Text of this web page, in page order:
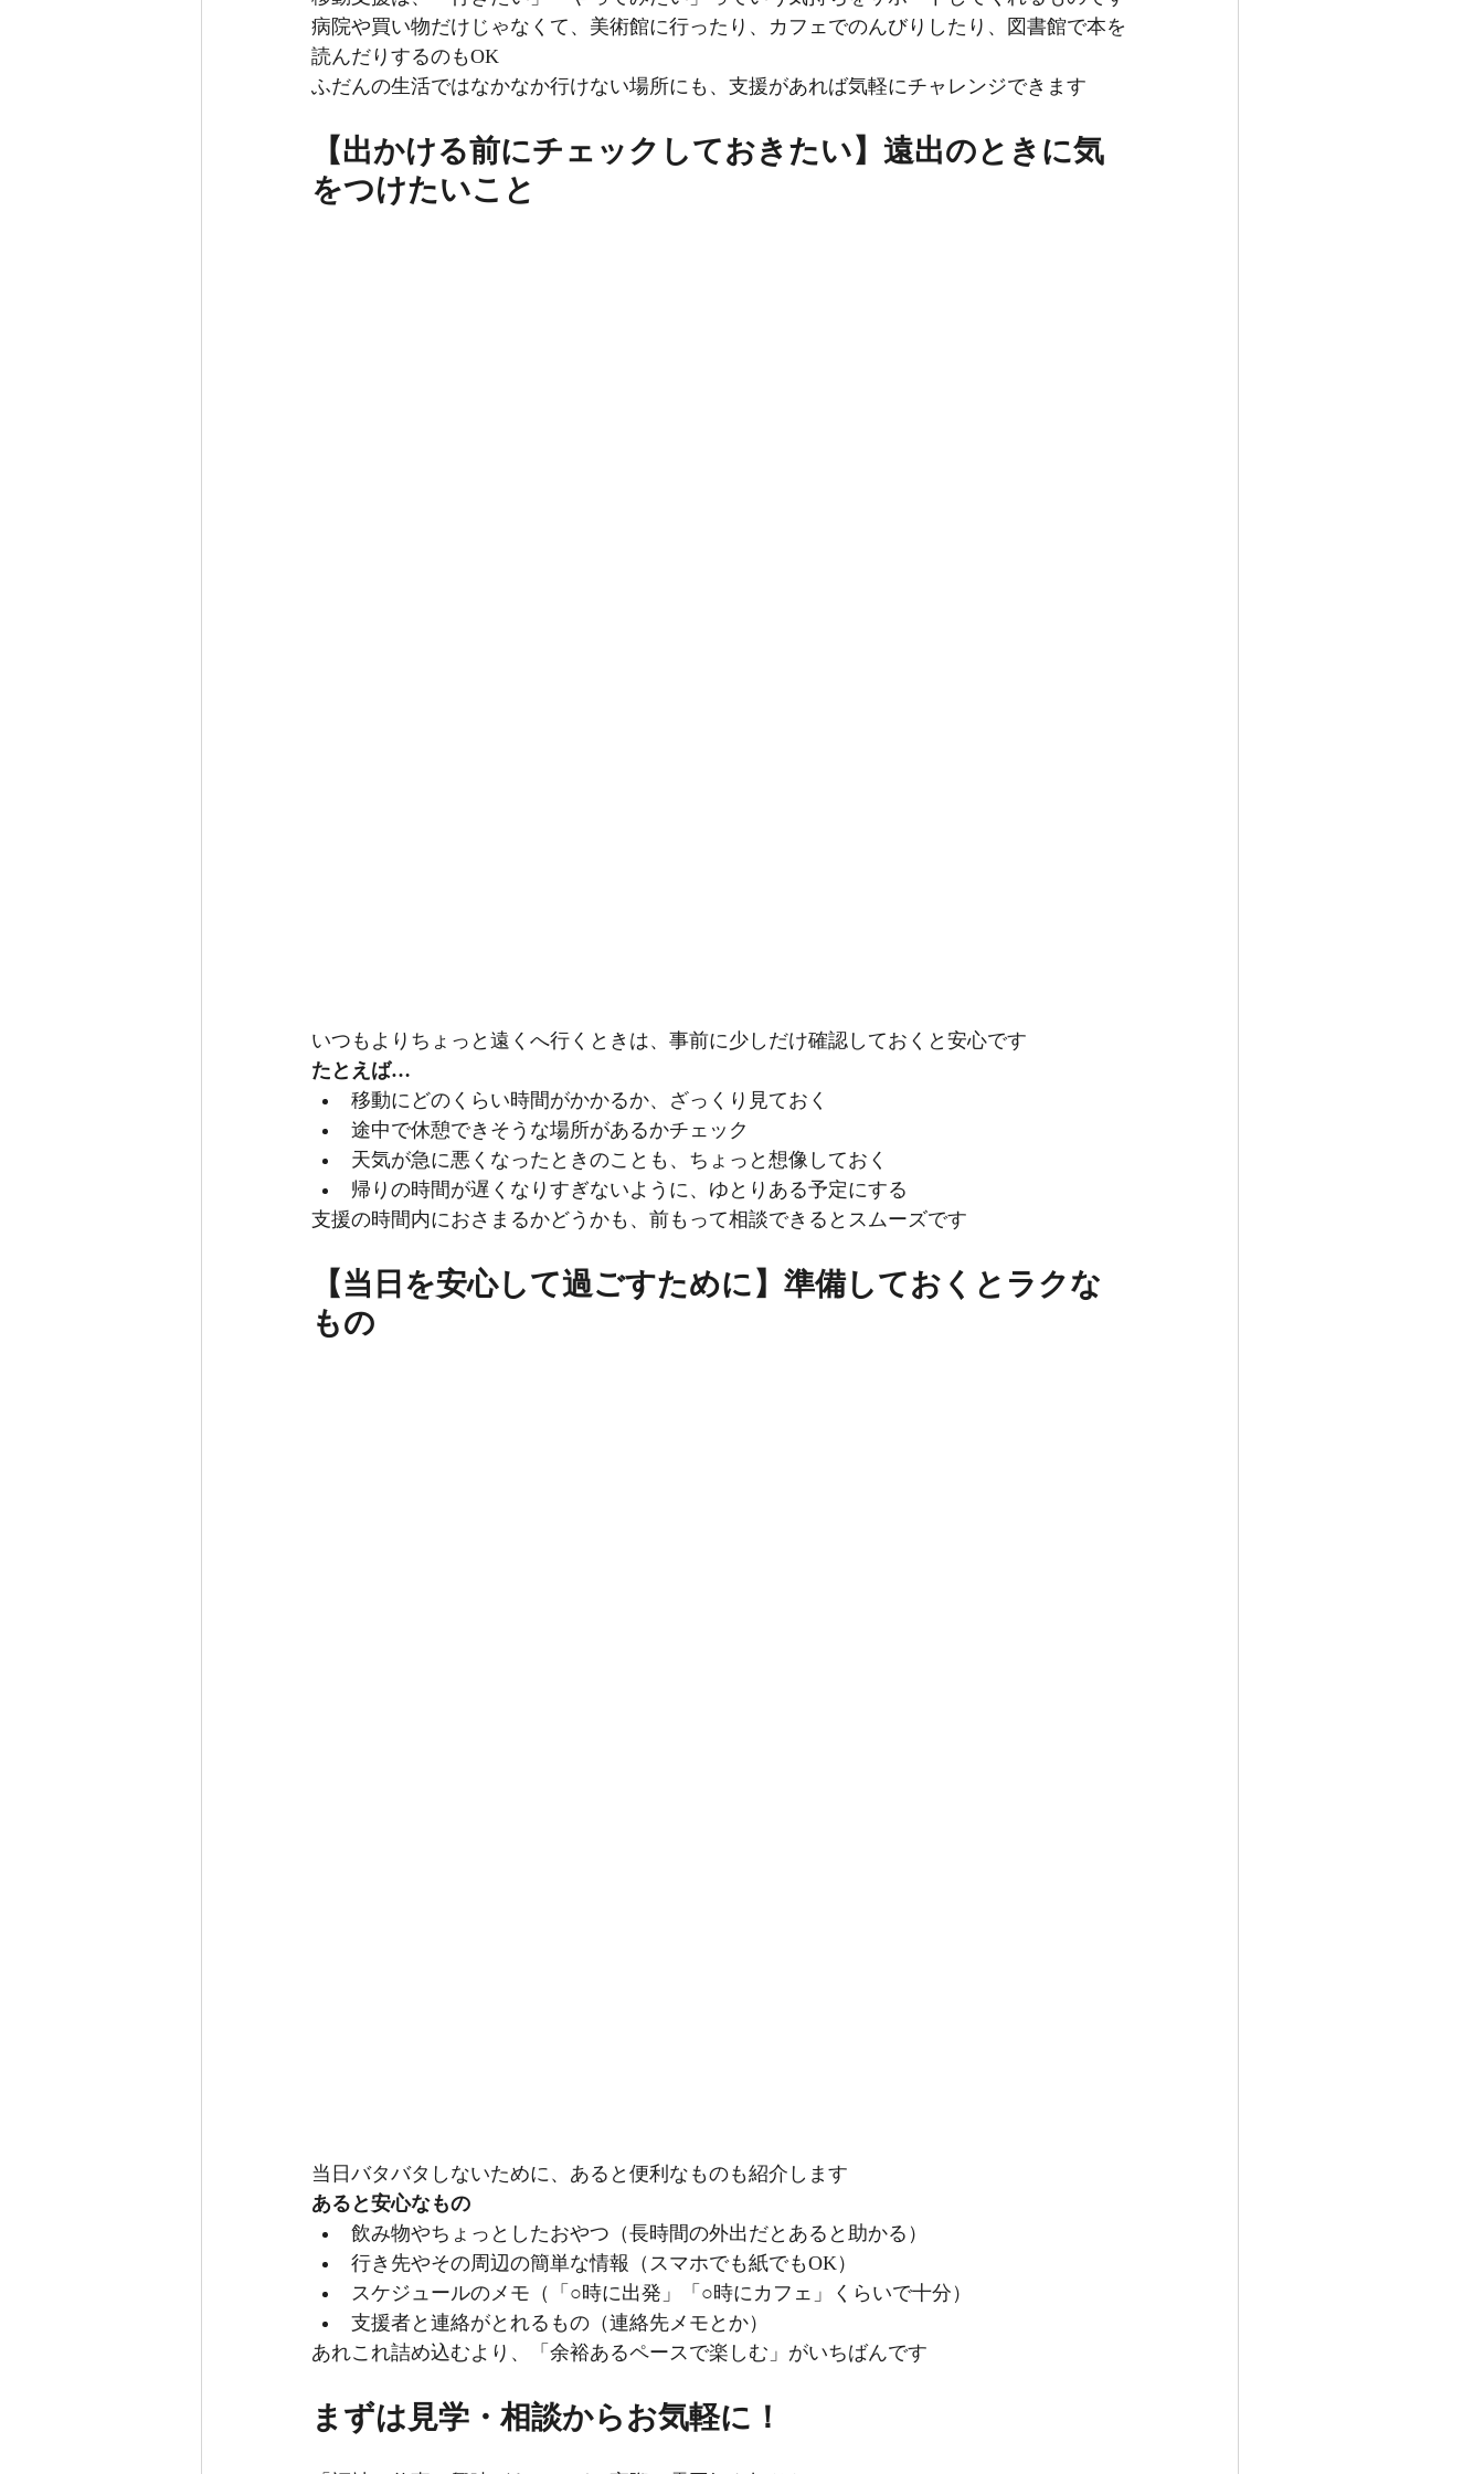
病院や買い物だけじゃなくて、美術館に行ったり、カフェでのんびりしたり、図書館で本を
読んだりするのもOK
ふだんの生活ではなかなか行けない場所にも、支援があれば気軽にチャレンジできます
【出かける前にチェックしておきたい】遠出のときに気
をつけたいこと
いつもよりちょっと遠くへ行くときは、事前に少しだけ確認しておくと安心です
たとえば…
移動にどのくらい時間がかかるか、ざっくり見ておく
途中で休憩できそうな場所があるかチェック
天気が急に悪くなったときのことも、ちょっと想像しておく
帰りの時間が遅くなりすぎないように、ゆとりある予定にする
支援の時間内におさまるかどうかも、前もって相談できるとスムーズです
【当日を安心して過ごすために】準備しておくとラクな
もの
当日バタバタしないために、あると便利なものも紹介します
あると安心なもの
飲み物やちょっとしたおやつ（長時間の外出だとあると助かる）
行き先やその周辺の簡単な情報（スマホでも紙でもOK）
スケジュールのメモ（「○時に出発」「○時にカフェ」くらいで十分）
支援者と連絡がとれるもの（連絡先メモとか）
あれこれ詰め込むより、「余裕あるペースで楽しむ」がいちばんです
まずは見学・相談からお気軽に！